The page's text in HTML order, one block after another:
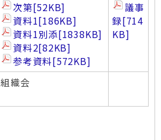
次第[52KB]
資料1[186KB]
資料1別添[1838KB]
資料2[82KB]
参考資料[572KB]
議事
録[714
KB]
組織会